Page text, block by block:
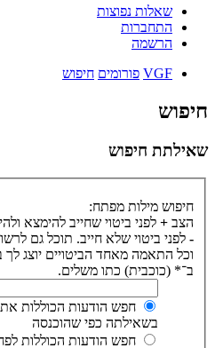
שאלות נפוצות
התחברות
הרשמה
VGF פורומים חיפוש
חיפוש
שאילתת חיפוש
חיפוש מילות מפתח:
הצב + לפני ביטוי שחייב להימצא
- לפני ביטוי שלא חייב. תוכל גם
וכל התאמה מאחד הביטויים יוצג
ב־* (כוכבית) כתו משלים.
חפש הודעות הכוללות
בשאילתה כפי שהוכנסה
חפש הודעות הכוללות